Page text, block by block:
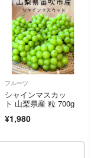
フルーツ
シャインマスカッ
ト 山梨県産 粒 700g
¥1,980